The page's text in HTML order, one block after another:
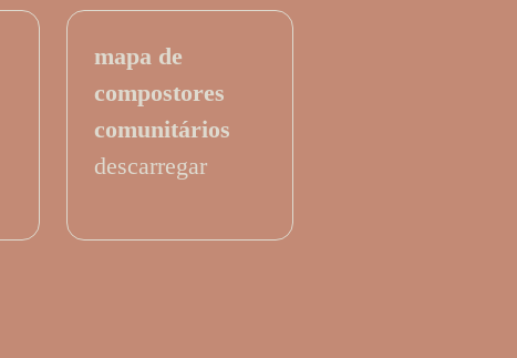
mapa de
compostores
comunitários
descarregar